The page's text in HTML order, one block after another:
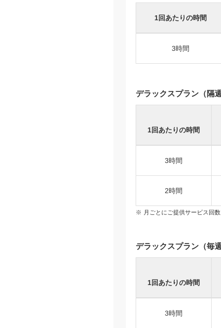
1回あたりの時間
3時間
デラックスプラン（隔
1回あたりの時間
3時間
2時間
月ごとにご提供サービス回
デラックスプラン（毎
1回あたりの時間
3時間